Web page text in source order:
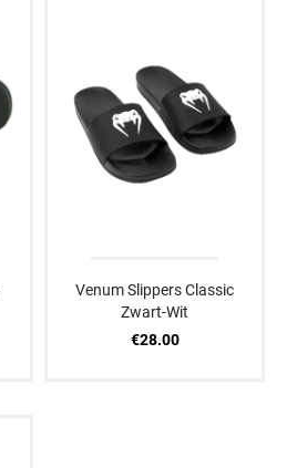
Venum Slippers Classic
Zwart-Wit
€28.00